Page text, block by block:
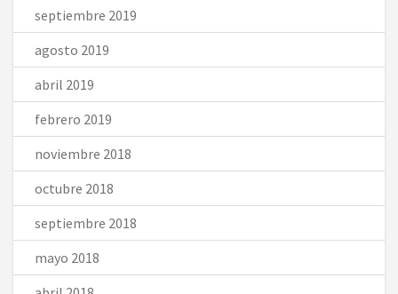
septiembre 2019
agosto 2019
abril 2019
febrero 2019
noviembre 2018
octubre 2018
septiembre 2018
mayo 2018